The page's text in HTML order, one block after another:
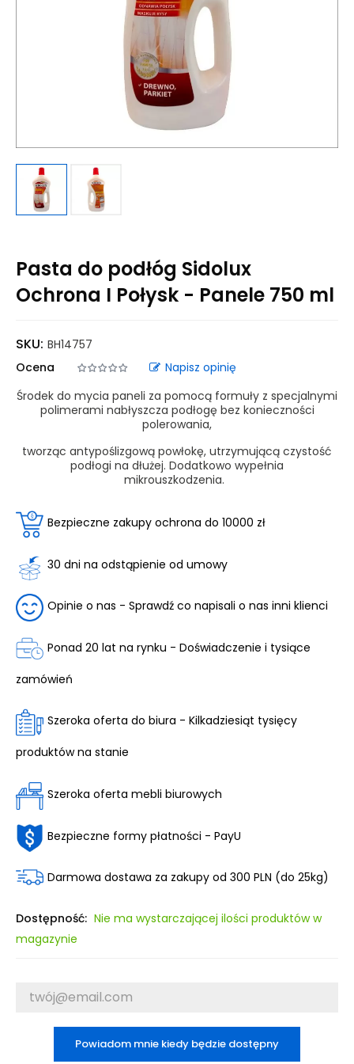
Pasta do podłóg Sidolux
Ochrona I Połysk - Panele 750 ml
SKU: BH14757
Ocena
Napisz opinię
Środek do mycia paneli za pomocą formuły z specjalnymi
polimerami nabłyszcza podłogę bez konieczności
polerowania,
tworząc antypoślizgową powłokę, utrzymującą czystość
podłogi na dłużej. Dodatkowo wypełnia
mikrouszkodzenia.
Bezpieczne zakupy ochrona do 10000 zł
30 dni na odstąpienie od umowy
Opinie o nas - Sprawdź co napisali o nas inni klienci
Ponad 20 lat na rynku - Doświadczenie i tysiące
zamówień
Szeroka oferta do biura - Kilkadziesiąt tysięcy
produktów na stanie
Szeroka oferta mebli biurowych
Bezpieczne formy płatności - PayU
Darmowa dostawa za zakupy od 300 PLN (do 25kg)
Dostępność: Nie ma wystarczającej ilości produktów w
magazynie
Powiadom mnie kiedy będzie dostępny